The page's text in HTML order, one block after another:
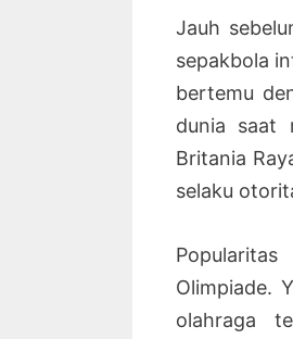
Jauh
sepakbola
bertemu
dunia saat
Britania
selaku
Olimpiade.
olahraga